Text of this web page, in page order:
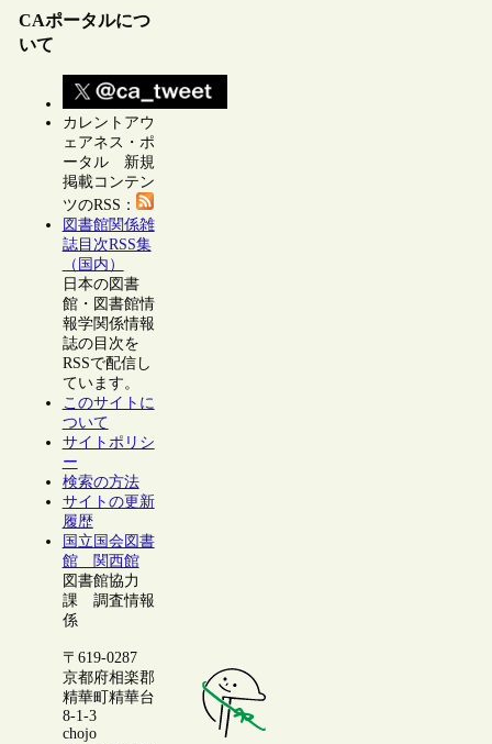
CAポータルにつ
いて
カレントアウ
ェアネス・ポ
ータル 新規
掲載コンテン
ツのRSS：
図書館関係雑
誌目次RSS集
（国内）
日本の図書
館・図書館情
報学関係情報
誌の目次を
RSSで配信し
ています。
このサイトに
ついて
サイトポリシ
ー
検索の方法
サイトの更新
履歴
国立国会図書
館 関西館
図書館協力
課 調査情報
係
〒619-0287
京都府相楽郡
精華町精華台
8-1-3
chojo